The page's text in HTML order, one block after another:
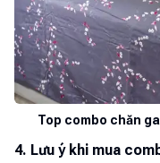
Top combo chăn
4. Lưu ý khi mua